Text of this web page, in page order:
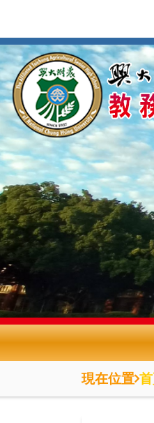
到
主
要
內
容
區
現在位置